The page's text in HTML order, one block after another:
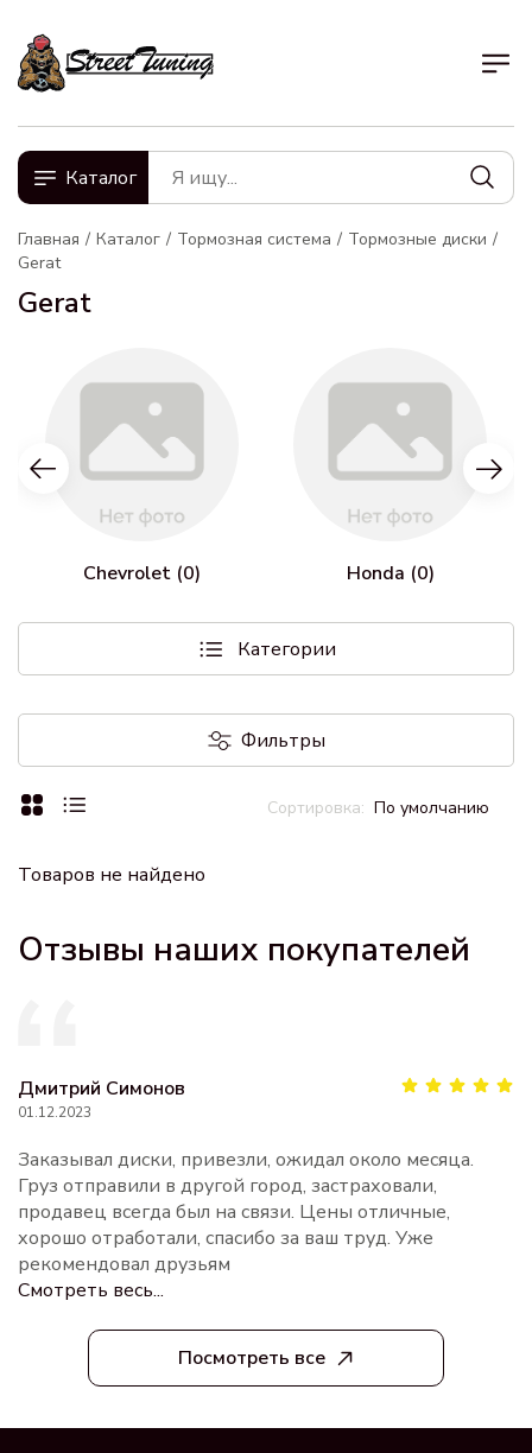
Каталог
Главная Каталог Тормозная система
Тормозные диски
Gerat
Gerat
Chevrolet (0) Honda (0)
Категории
Фильтры
По умолчанию
Товаров не найдено
Отзывы наших покупателей
Посмотреть все
Дмитрий Симонов
01.12.2023
Заказывал диски, привезли, ожидал около месяца.
Груз отправили в другой город, застраховали,
продавец всегда был на связи. Цены отличные,
хорошо отработали, спасибо за ваш труд. Уже
рекомендовал друзьям
Смотреть весь...